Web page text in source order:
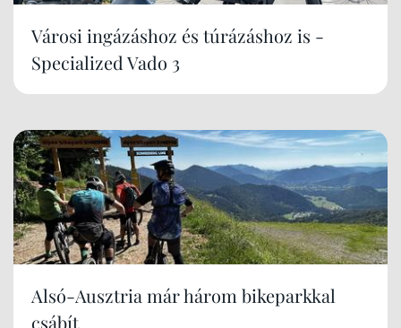
Városi ingázáshoz és túrázáshoz is -
Specialized Vado 3
Alsó-Ausztria már három bikeparkkal
csábít